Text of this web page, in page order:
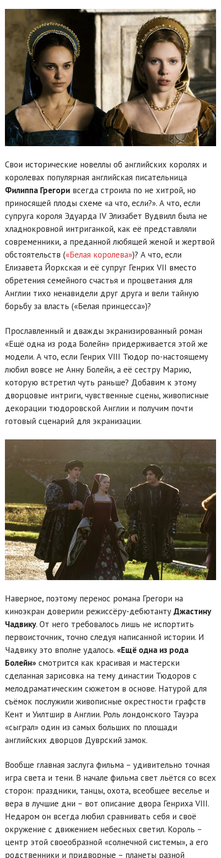
Свои исторические новеллы об английских королях и
королевах популярная английская писательница
Филиппа Грегори всегда строила по не хитрой, но
приносящей плоды схеме «а что, если?». А что, если
супруга короля Эдуарда IV Элизабет Вудвилл была не
хладнокровной интриганкой, как её представляли
современники, а преданной любящей женой и жертвой
обстоятельств («Белая королева»)? А что, если
Елизавета Йоркская и её супруг Генрих VII вместо
обретения семейного счастья и процветания для
Англии тихо ненавидели друг друга и вели тайную
борьбу за власть («Белая принцесса»)?
Прославленный и дважды экранизированный роман
«Ещё одна из рода Болейн» придерживается этой же
модели. А что, если Генрих VIII Тюдор по-настоящему
любил вовсе не Анну Болейн, а её сестру Марию,
которую встретил чуть раньше? Добавим к этому
дворцовые интриги, чувственные сцены, живописные
декорации тюдоровской Англии и получим почти
готовый сценарий для экранизации.
Наверное, поэтому перенос романа Грегори на
киноэкран доверили режиссёру-дебютанту Джастину
Чадвику. От него требовалось лишь не испортить
первоисточник, точно следуя написанной истории. И
Чадвику это вполне удалось. «Ещё одна из рода
Болейн» смотрится как красивая и мастерски
сделанная зарисовка на тему династии Тюдоров с
мелодраматическим сюжетом в основе. Натурой для
съёмок послужили живописные окрестности графств
Кент и Уилтшир в Англии. Роль лондонского Тауэра
«сыграл» один из самых больших по площади
английских дворцов Дуврский замок.
Вообще главная заслуга фильма – удивительно точная
игра света и тени. В начале фильма свет льётся со всех
сторон: праздники, танцы, охота, всеобщее веселье и
вера в лучшие дни – вот описание двора Генриха VIII.
Недаром он всегда любил сравнивать себя и своё
окружение с движением небесных светил. Король –
центр этой своеобразной «солнечной системы», а его
родственники и придворные – планеты разной